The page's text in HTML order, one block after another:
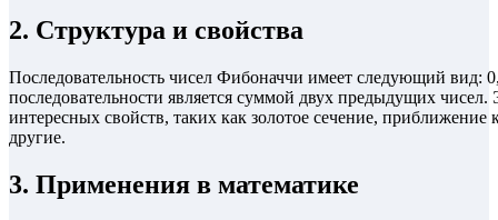
2. Структура и свойства
Последовательность чисел Фибоначчи имеет следующий вид:
последовательности является суммой двух предыдущих чисел.
интересных свойств, таких как золотое сечение,
другие.
3. Применения в математике